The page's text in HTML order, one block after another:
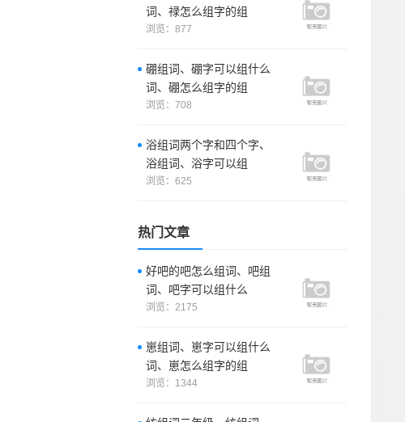
词、禄怎么组字的组
浏览：877
硼组词、硼字可以组什么
词、硼怎么组字的组
浏览：708
浴组词两个字和四个字、
浴组词、浴字可以组
浏览：625
热门文章
好吧的吧怎么组词、吧组
词、吧字可以组什么
浏览：2175
崽组词、崽字可以组什么
词、崽怎么组字的组
浏览：1344